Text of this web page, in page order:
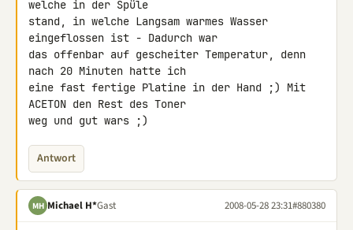
welche in der Spüle
stand, in welche Langsam warmes Wasser
eingeflossen ist - Dadurch war
das offenbar auf gescheiter Temperatur, denn
nach 20 Minuten hatte ich
eine fast fertige Platine in der Hand ;) Mit
ACETON den Rest des Toner
weg und gut wars ;)
Antwort
MH Michael H*Gast 2008-05-28 23:31#880380